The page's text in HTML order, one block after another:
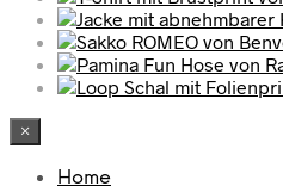
×
Home